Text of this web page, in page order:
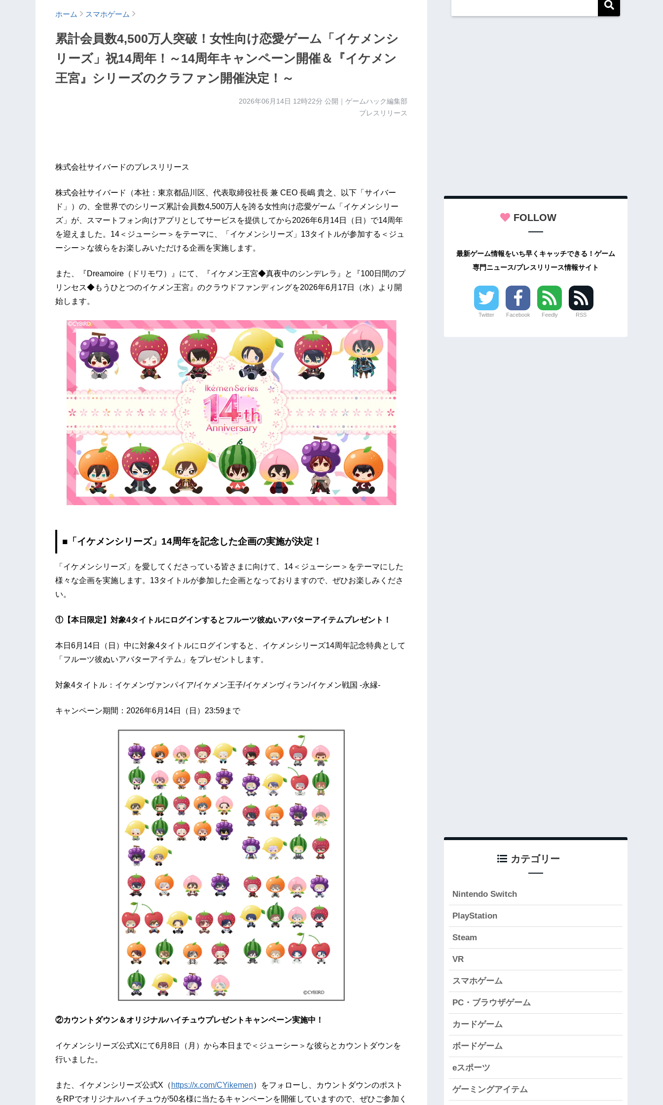
ホーム スマホゲーム
累計会員数4,500万人突破！女性向け恋愛ゲーム「イケメンシ
リーズ」祝14周年！～14周年キャンペーン開催＆『イケメン
王宮』シリーズのクラファン開催決定！～
2026年06月14日 12時22分 公開｜ゲームハック編集部
プレスリリース
株式会社サイバードのプレスリリース
株式会社サイバード（本社：東京都品川区、代表取締役社長 兼 CEO 長嶋 貴之、以下「サイバー
ド」）の、全世界でのシリーズ累計会員数4,500万人を誇る女性向け恋愛ゲーム「イケメンシリー
ズ」が、スマートフォン向けアプリとしてサービスを提供してから2026年6月14日（日）で14周年
を迎えました。14＜ジューシー＞をテーマに、「イケメンシリーズ」13タイトルが参加する＜ジュ
ーシー＞な彼らをお楽しみいただける企画を実施します。
また、『Dreamoire（ドリモワ）』にて、『イケメン王宮◆真夜中のシンデレラ』と『100日間のプ
リンセス◆もうひとつのイケメン王宮』のクラウドファンディングを2026年6月17日（水）より開
始します。
■「イケメンシリーズ」14周年を記念した企画の実施が決定！
「イケメンシリーズ」を愛してくださっている皆さまに向けて、14＜ジューシー＞をテーマにした
様々な企画を実施します。13タイトルが参加した企画となっておりますので、ぜひお楽しみくださ
い。
①【本日限定】対象4タイトルにログインするとフルーツ彼ぬいアバターアイテムプレゼント！
本日6月14日（日）中に対象4タイトルにログインすると、イケメンシリーズ14周年記念特典として
「フルーツ彼ぬいアバターアイテム」をプレゼントします。
対象4タイトル：イケメンヴァンパイア/イケメン王子/イケメンヴィラン/イケメン戦国 -永縁-
キャンペーン期間：2026年6月14日（日）23:59まで
②カウントダウン＆オリジナルハイチュウプレゼントキャンペーン実施中！
イケメンシリーズ公式Xにて6月8日（月）から本日まで＜ジューシー＞な彼らとカウントダウンを
行いました。
また、イケメンシリーズ公式X（ https://x.com/CYikemen）をフォローし、カウントダウンのポスト
をRPでオリジナルハイチュウが50名様に当たるキャンペーンを開催していますので、ぜひご参加く
FOLLOW
最新ゲーム情報をいち早くキャッチできる！ゲーム
専門ニュース/プレスリリース情報サイト
Twitter Facebook Feedly RSS
カテゴリー
Nintendo Switch
PlayStation
Steam
VR
スマホゲーム
PC・ブラウザゲーム
カードゲーム
ボードゲーム
eスポーツ
ゲーミングアイテム